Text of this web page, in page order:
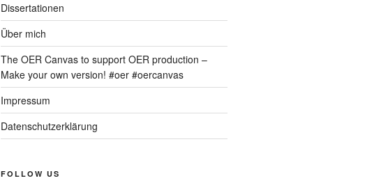
Dissertationen
Über mich
The OER Canvas to support OER production –
Make your own version! #oer #oercanvas
Impressum
Datenschutzerklärung
FOLLOW US